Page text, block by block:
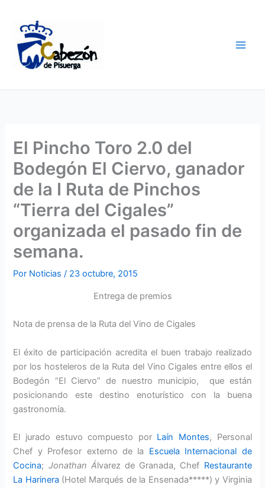
contenido
El Pincho Toro 2.0 del
Bodegón El Ciervo, ganador
de la I Ruta de Pinchos
“Tierra del Cigales”
organizada el pasado fin de
semana.
Por Noticias/ 23 octubre, 2015
Entrega de premios
Nota de prensa de la Ruta del Vino de Cigales
El éxito de participación acredita el buen trabajo realizado
por los hosteleros de la Ruta del Vino Cigales entre ellos el
Bodegón “El Ciervo” de nuestro municipio, que están
posicionando este destino enoturístico con la buena
gastronomía.
El jurado estuvo compuesto por Laín Montes, Personal
Chef y Profesor externo de la Escuela Internacional de
Cocina; Jonathan Álvarez de Granada, Chef Restaurante
La Harinera (Hotel Marqués de la Ensenada*****) y Virginia